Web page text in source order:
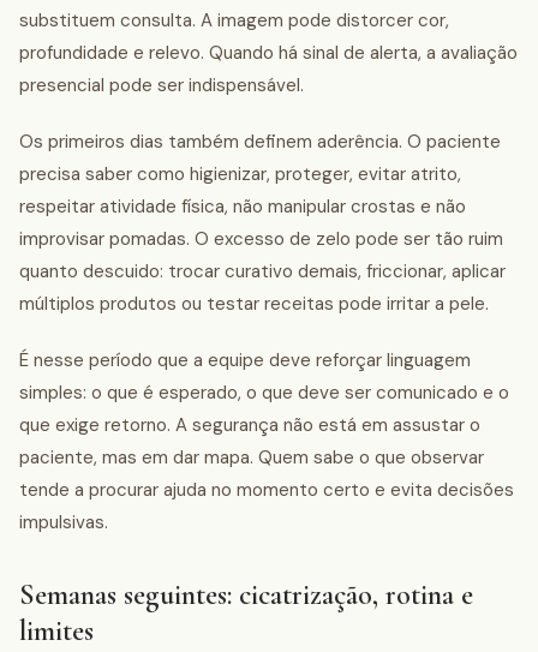
substituem consulta. A imagem pode distorcer cor,
profundidade e relevo. Quando há sinal de alerta, a avaliação
presencial pode ser indispensável.
Os primeiros dias também definem aderência. O paciente
precisa saber como higienizar, proteger, evitar atrito,
respeitar atividade física, não manipular crostas e não
improvisar pomadas. O excesso de zelo pode ser tão ruim
quanto descuido: trocar curativo demais, friccionar, aplicar
múltiplos produtos ou testar receitas pode irritar a pele.
É nesse período que a equipe deve reforçar linguagem
simples: o que é esperado, o que deve ser comunicado e o
que exige retorno. A segurança não está em assustar o
paciente, mas em dar mapa. Quem sabe o que observar
tende a procurar ajuda no momento certo e evita decisões
impulsivas.
Semanas seguintes: cicatrização, rotina e
limites